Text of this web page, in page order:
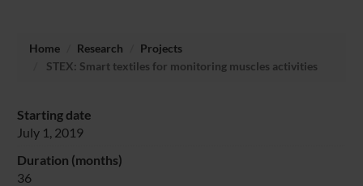
Home Research
Projects
STEX: Smart textiles for monitoring muscles activities
Starting date
July 1, 2019
Duration (months)
36